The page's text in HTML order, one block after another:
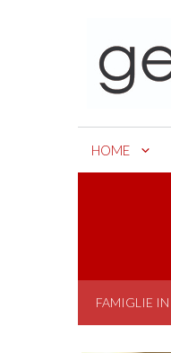
HOME
FAMIGLIE IN